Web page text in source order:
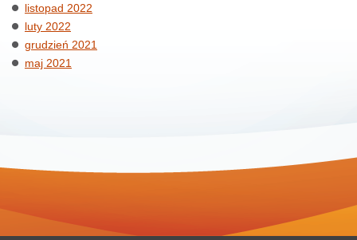
listopad 2022
luty 2022
grudzień 2021
maj 2021